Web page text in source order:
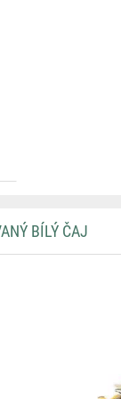
BÍLÝ ČAJ